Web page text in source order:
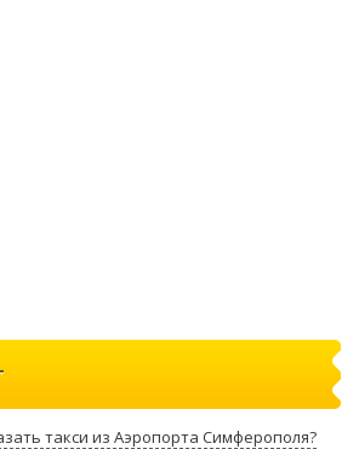
такси из Аэропорта Симферополя?